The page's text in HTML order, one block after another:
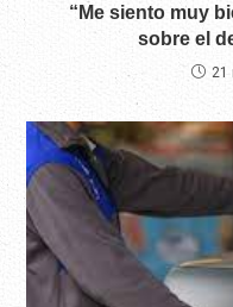
“Me siento muy
sobre el
21